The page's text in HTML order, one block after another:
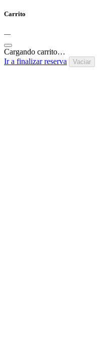
Carrito
—
Cargando carrito…
Ir a finalizar reserva
Vaciar